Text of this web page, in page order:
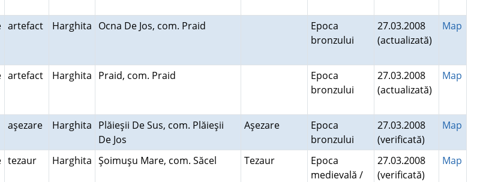
artefact Harghita Ocna De Jos, com. Praid
Epoca
bronzului
27.03.2008
(actualizată)
Map
artefact Harghita Praid, com. Praid
Epoca
bronzului
27.03.2008
(actualizată)
Map
aşezare Harghita Plăieşii De Sus, com. Plăieşii
De Jos
Aşezare
Epoca
bronzului
27.03.2008
(verificată)
Map
tezaur Harghita Şoimuşu Mare, com. Săcel Tezaur
Epoca
medievală /
27.03.2008
(verificată)
Map